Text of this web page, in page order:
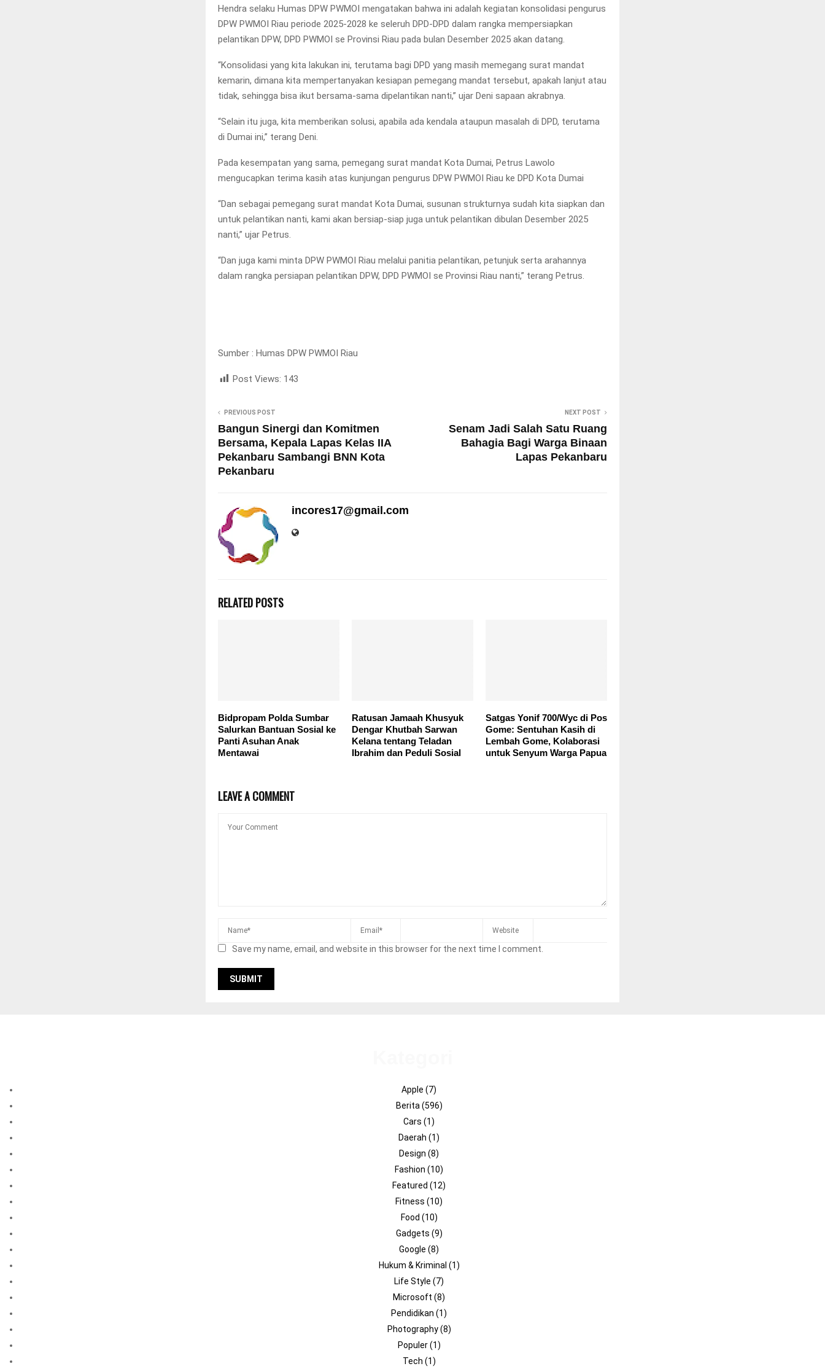
Hendra selaku Humas DPW PWMOI mengatakan bahwa ini adalah kegiatan konsolidasi pengurus
DPW PWMOI Riau periode 2025-2028 ke seleruh DPD-DPD dalam rangka mempersiapkan
pelantikan DPW, DPD PWMOI se Provinsi Riau pada bulan Desember 2025 akan datang.
“Konsolidasi yang kita lakukan ini, terutama bagi DPD yang masih memegang surat mandat
kemarin, dimana kita mempertanyakan kesiapan pemegang mandat tersebut, apakah lanjut atau
tidak, sehingga bisa ikut bersama-sama dipelantikan nanti,” ujar Deni sapaan akrabnya.
“Selain itu juga, kita memberikan solusi, apabila ada kendala ataupun masalah di DPD, terutama
di Dumai ini,” terang Deni.
Pada kesempatan yang sama, pemegang surat mandat Kota Dumai, Petrus Lawolo
mengucapkan terima kasih atas kunjungan pengurus DPW PWMOI Riau ke DPD Kota Dumai
“Dan sebagai pemegang surat mandat Kota Dumai, susunan strukturnya sudah kita siapkan dan
untuk pelantikan nanti, kami akan bersiap-siap juga untuk pelantikan dibulan Desember 2025
nanti,” ujar Petrus.
“Dan juga kami minta DPW PWMOI Riau melalui panitia pelantikan, petunjuk serta arahannya
dalam rangka persiapan pelantikan DPW, DPD PWMOI se Provinsi Riau nanti,” terang Petrus.
Sumber : Humas DPW PWMOI Riau
Post Views: 143
PREVIOUS POST
Bangun Sinergi dan Komitmen
Bersama, Kepala Lapas Kelas IIA
Pekanbaru Sambangi BNN Kota
Pekanbaru
NEXT POST
Senam Jadi Salah Satu Ruang
Bahagia Bagi Warga Binaan
Lapas Pekanbaru
incores17@gmail.com
RELATED POSTS
Bidpropam Polda Sumbar
Salurkan Bantuan Sosial ke
Panti Asuhan Anak
Mentawai
Ratusan Jamaah Khusyuk
Dengar Khutbah Sarwan
Kelana tentang Teladan
Ibrahim dan Peduli Sosial
Satgas Yonif 700/Wyc di Pos
Gome: Sentuhan Kasih di
Lembah Gome, Kolaborasi
untuk Senyum Warga Papua
LEAVE A COMMENT
Save my name, email, and website in this browser for the next time I comment.
Apple (7)
Berita (596)
Cars (1)
Daerah (1)
Design (8)
Fashion (10)
Featured (12)
Fitness (10)
Food (10)
Gadgets (9)
Google (8)
Hukum & Kriminal (1)
Life Style (7)
Microsoft (8)
Pendidikan (1)
Photography(8)
Populer(1)
Tech (1)